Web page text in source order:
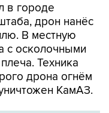
в городе
дрон нанёс
В местную
с осколочными
Техника
дрона огнём
КамАЗ.